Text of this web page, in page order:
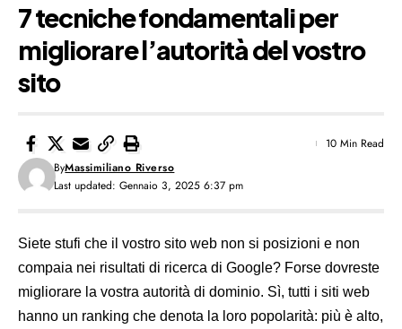
7 tecniche fondamentali per
migliorare l’autorità del vostro
sito
Last updated: Gennaio 3, 2025 6:37 pm
ByMassimiliano Riverso
10 Min Read
Siete stufi che il vostro sito web non si posizioni e non
compaia nei risultati di ricerca di Google? Forse dovreste
migliorare la vostra autorità di dominio. Sì, tutti i siti web
hanno un ranking che denota la loro popolarità: più è alto,